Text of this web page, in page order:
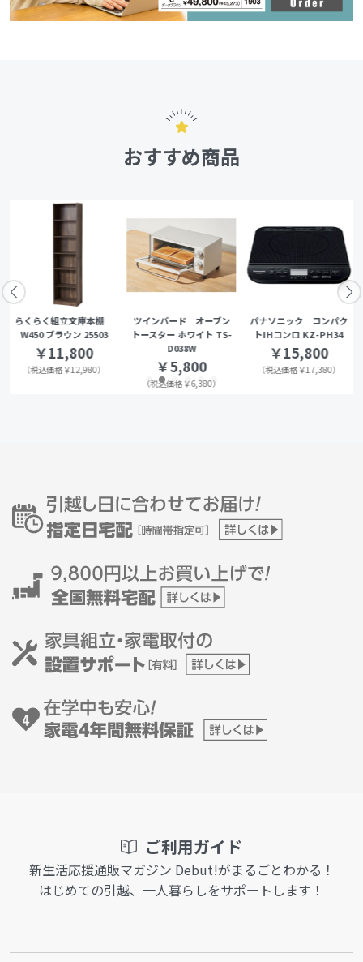
おすすめ商品
らくらく組立文庫本棚
W450 ブラウン 25503
￥11,800
（税込価格￥12,980）
ツインバード オーブン
トースター ホワイト TS-
D038W
￥5,800
（税込価格￥6,380）
パナソニック コンパク
トIHコンロ KZ-PH34
￥15,800
（税込価格￥17,380）
ご利用ガイド
新生活応援通販マガジン Debut!がまるごとわかる！
はじめての引越、一人暮らしをサポートします！